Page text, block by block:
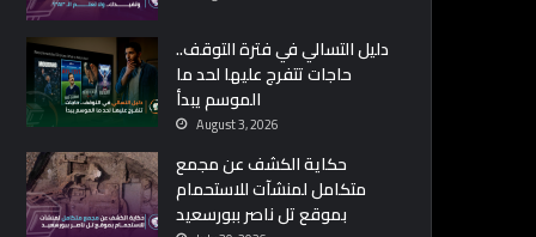
دليل التسالي في فترة التوقف..
حاجات تتفرج عليها لحد ما
الموسم يبدأ
August 3, 2026
حكاية الكشف عن مجمع
متكامل لمنشآت للاستحمام
بموقع تل ناصر ببورسعيد